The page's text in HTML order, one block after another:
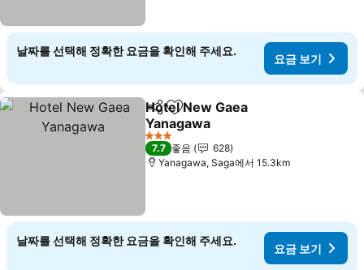
날짜를 선택해 정확한 요금을 확인해 주세요.
요금 보기
공유 즐겨찾기에 추가
Hotel New Gaea
Yanagawa
3 성급
7.7 좋음
628
Yanagawa, Saga에서 15.3km
날짜를 선택해 정확한 요금을 확인해 주세요.
요금 보기